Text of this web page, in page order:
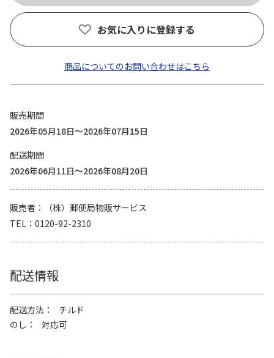
お気に入りに登録する
商品についてのお問い合わせはこちら
販売期間
2026年05月18日～2026年07月15日
配送期間
2026年06月11日～2026年08月20日
販売者
（株）郵便局物販サービス
TEL
0120-92-2310
配送情報
配送方法
チルド
のし
対応可